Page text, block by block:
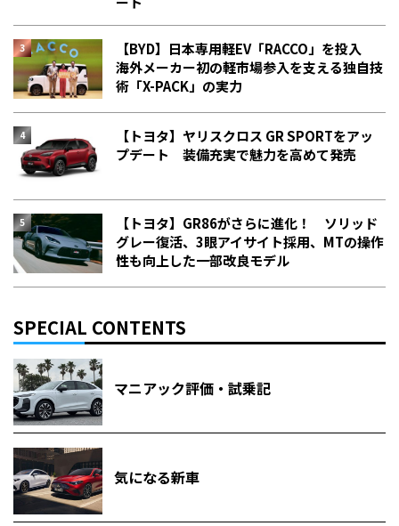
【BYD】日本専用軽EV「RACCO」を投入
海外メーカー初の軽市場参入を支える独自技
術「X-PACK」の実力
【トヨタ】ヤリスクロス GR SPORTをアッ
プデート 装備充実で魅力を高めて発売
【トヨタ】GR86がさらに進化！ ソリッド
グレー復活、3眼アイサイト採用、MTの操作
性も向上した一部改良モデル
SPECIAL CONTENTS
マニアック評価・試乗記
気になる新車